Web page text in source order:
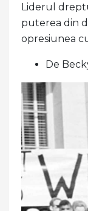
Liderul
puterea din
opresiunea
De